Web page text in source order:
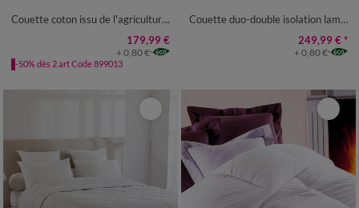
COUETTE 1-2 PERS :
COUETTE 2 PERS :
240X220CM
Couette coton issu de l'agriculture biologique 250 g/m²
179,99 €
+ 0,80 €
-50% dès 2 art Code 899013
Couette duo-double isolation lama 2x200 g/m²
249,99 € *
+ 0,80 €